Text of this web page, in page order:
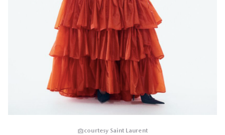
courtesy Saint Laurent